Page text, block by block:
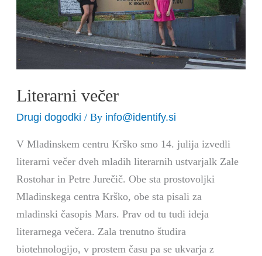
Literarni večer
Drugi dogodki / By info@identify.si
V Mladinskem centru Krško smo 14. julija izvedli
literarni večer dveh mladih literarnih ustvarjalk Zale
Rostohar in Petre Jurečič. Obe sta prostovoljki
Mladinskega centra Krško, obe sta pisali za
mladinski časopis Mars. Prav od tu tudi ideja
literarnega večera. Zala trenutno študira
biotehnologijo, v prostem času pa se ukvarja z